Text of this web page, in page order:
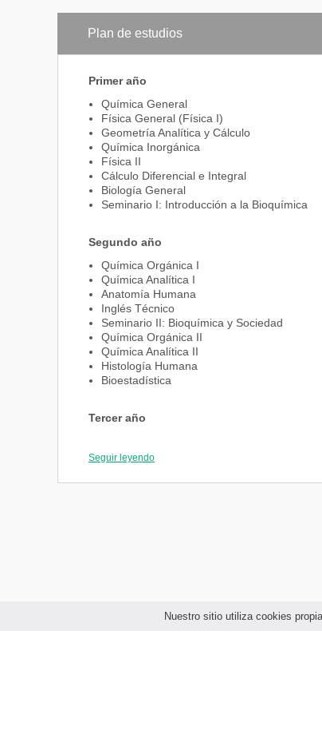
Nuestro sitio utiliza cookies
en que se desempeña.
tejidos, de análisis ambientales, y de
El diseño y ejecución de proyectos de
de sus resultados.
El ejercicio de la docencia en áreas de su
Plan de estudios
Primer año
Química General
Física General (Física I)
Geometría Analítica y Cálculo
Química Inorgánica
Física II
Cálculo Diferencial e Integral
Biología General
Seminario I: Introducción a la Bioquímica
Segundo año
Química Orgánica I
Química Analítica I
Anatomía Humana
Inglés Técnico
Seminario II: Bioquímica y Sociedad
Química Orgánica II
Química Analítica II
Histología Humana
Bioestadística
Tercer año
Fisicoquímica
Metodología de la Investigación Científica
Bioquímica II
Seguir leyendo